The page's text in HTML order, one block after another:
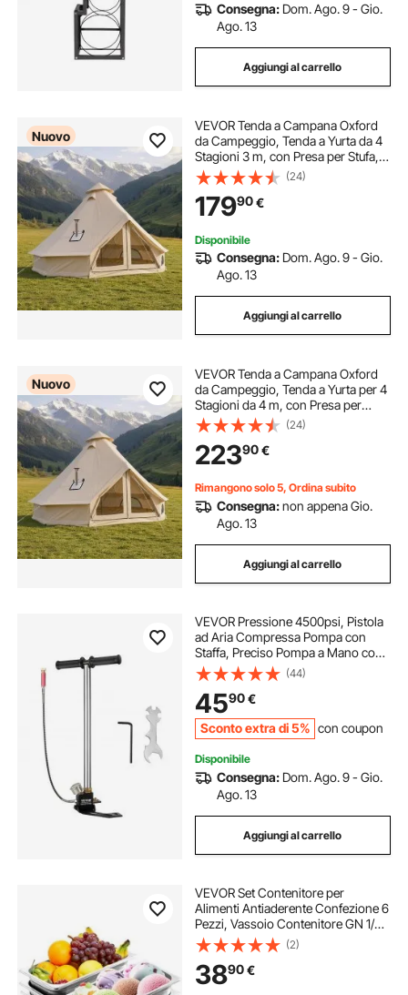
Consegna: Dom. Ago. 9 - Gio.
Ago. 13
Aggiungi al carrello
Nuovo
VEVOR Tenda a Campana Oxford
da Campeggio, Tenda a Yurta da 4
Stagioni 3 m, con Presa per Stufa,
Impermeabile e Traspirante, Max 3
Persone, con Pavimento Rimovibile
e Cerniera, per Gite in Famiglia
(24)
17990€
Disponibile
Consegna: Dom. Ago. 9 - Gio.
Ago. 13
Aggiungi al carrello
Nuovo
VEVOR Tenda a Campana Oxford
da Campeggio, Tenda a Yurta per 4
Stagioni da 4 m, con Presa per
Stufa, Impermeabile e Traspirante,
Max 4 Persone, con Pavimento
Staccabile e Cerniera, per Feste
Eventi
(24)
22390€
Rimangono solo 5, Ordina subito
Consegna:non appena Gio.
Ago. 13
Aggiungi al carrello
VEVOR Pressione 4500psi, Pistola
ad Aria Compressa Pompa con
Staffa, Preciso Pompa a Mano con
Manometro, in Acciaio Inossidabile,
Design in Tre Fasi, Pompa ad Alta
Pressione PCP, Pedana Pieghevole
(44)
4590€
Sconto extra di 5% con coupon
Disponibile
Consegna: Dom. Ago. 9 - Gio.
Ago. 13
Aggiungi al carrello
VEVOR Set Contenitore per
Alimenti Antiaderente Confezione 6
Pezzi, Vassoio Contenitore GN 1/3
in Acciaio Inox Bacinelle Spessore
0,8mm per Catering Uso
Commerciale Senza Coperchio
Profondità 99mm
(2)
3890€